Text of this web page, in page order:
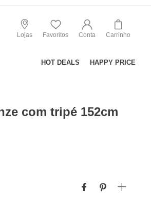
Lojas Favoritos Conta Carrinho
HOT DEALS HAPPY PRICE
com tripé 152cm